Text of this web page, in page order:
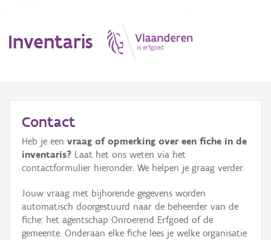
Inventaris
Erfgoedobject
Aanduidingsobject
Waarneming
Thema
Contact
Heb je een vraag of opmerking over een fiche in de
inventaris? Laat het ons weten via het
contactformulier hieronder. We helpen je graag verder.
Jouw vraag met bijhorende gegevens worden
automatisch doorgestuurd naar de beheerder van de
fiche: het agentschap Onroerend Erfgoed of de
gemeente. Onderaan elke fiche lees je welke organisatie